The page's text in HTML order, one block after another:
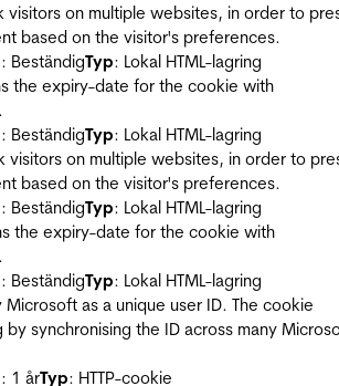
visitors on multiple websites, in order to
based on the visitor's preferences.
: BeständigTyp: Lokal HTML-lagring
the expiry-date for the cookie with
: BeständigTyp: Lokal HTML-lagring
visitors on multiple websites, in order to
based on the visitor's preferences.
: BeständigTyp: Lokal HTML-lagring
the expiry-date for the cookie with
: BeständigTyp: Lokal HTML-lagring
as a unique user ID. The cookie
by synchronising the ID across many
: 1 årTyp: HTTP-cookie